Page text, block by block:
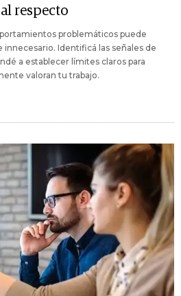
respecto
problemáticos puede
Identificá las señales de
a establecer límites claros para
valoran tu trabajo.